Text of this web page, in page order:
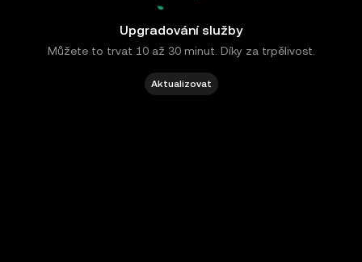
Upgradování služby
Můžete to trvat 10 až 30 minut. Díky za trpělivost.
Aktualizovat